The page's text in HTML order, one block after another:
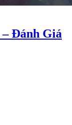
– Đánh Giá